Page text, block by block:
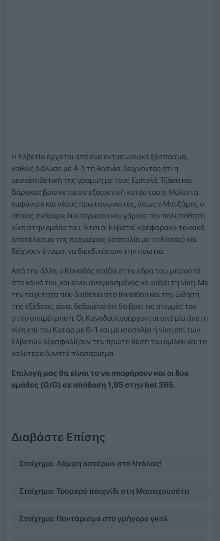
Η Ελβετία έρχεται από ένα εντυπωσιακό ξέσπασμα,
καθώς διέλυσε με 4-1 τη Βοσνία, δείχνοντας ότι η
μεσοεπιθετική της γραμμή με τους Εμπολό, Τζάκα και
Βάργκας βρίσκεται σε εξαιρετική κατάσταση. Μάλιστα
εμφάνισε και νέους πρωταγωνιστές, όπως ο Μανζάμπι, ο
οποίος σκόραρε δύο τέρματα και χάρισε την πολυπόθητη
νίκη στην ομάδα του. Έτσι οι Ελβετοί «ρέφαραν» το κακό
αποτέλεσμα της πρεμιέρας (ισοπαλία με το Κατάρ) και
δείχνουν έτοιμοι να διεκδικήσουν την πρωτιά.
Από την άλλη, ο Καναδάς παίζει στην έδρα του, μπροστά
στο κοινό του, και είναι αναγκασμένος να ψάξει τη νίκη. Με
την ταχύτητα που διαθέτει στο transition και την ώθηση
της εξέδρας, είναι δεδομένο ότι θα βρει τις στιγμές του
στην αναμέτρηση. Οι Καναδοί προέρχονται από μία άνετη
νίκη επί του Κατάρ με 6-1 και με ισοπαλία ή νίκη επί των
Ελβετών εξασφαλίζουν την πρώτη θέση του ομίλου και το
καλύτερο δυνατό πλασάρισμα.
Επιλογή μας θα είναι το να σκοράρουν και οι δύο
ομάδες (G/G) σε απόδοση 1,95 στην bet 365.
Διαβάστε Επίσης
Στοίχημα: Λάμψη αστέρων στο Ντάλας!
Στοίχημα: Τρομερό παιχνίδι στη Μασαχουσέτη
Στοίχημα: Ποντάρισμα στο γρήγορο γκολ